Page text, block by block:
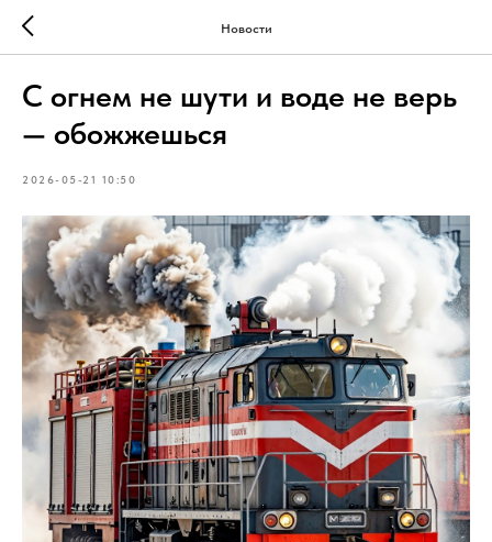
Новости
С огнем не шути и воде не верь
— обожжешься
2026-05-21 10:50